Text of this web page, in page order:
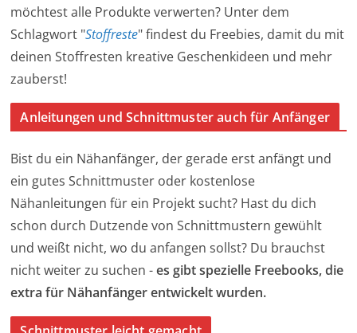
möchtest alle Produkte verwerten? Unter dem
Schlagwort "Stoffreste" findest du Freebies, damit du mit
deinen Stoffresten kreative Geschenkideen und mehr
zauberst!
Anleitungen und Schnittmuster auch für Anfänger
Bist du ein Nähanfänger, der gerade erst anfängt und
ein gutes Schnittmuster oder kostenlose
Nähanleitungen für ein Projekt sucht? Hast du dich
schon durch Dutzende von Schnittmustern gewühlt
und weißt nicht, wo du anfangen sollst? Du brauchst
nicht weiter zu suchen -es gibt spezielle Freebooks, die
extra für Nähanfänger entwickelt wurden.